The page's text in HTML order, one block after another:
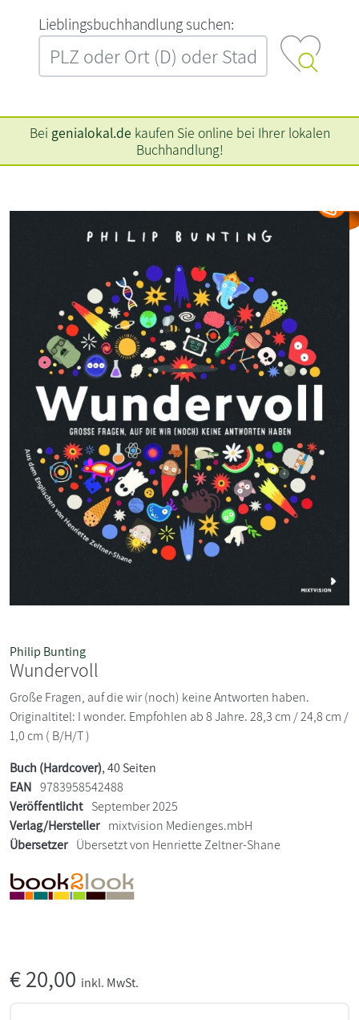
L‍i‍e‍b‍l‍i‍n‍g‍s‍b‍u‍c‍h‍h‍a‍n‍d‍l‍u‍n‍g‍ ‍s‍u‍c‍h‍e‍n‍:‍
Bei genialokal.de kaufen Sie online bei Ihrer lokalen
Buchhandlung!
Philip Bunting
Wundervoll
Große Fragen, auf die wir (noch) keine Antworten haben.
Originaltitel: I wonder. Empfohlen ab 8 Jahre. 28,3 cm / 24,8 cm /
1,0 cm ( B/H/T )
Buch (Hardcover), 40 Seiten
EAN 9783958542488
Veröffentlicht September 2025
Verlag/Hersteller mixtvision Medienges.mbH
Übersetzer Übersetzt von Henriette Zeltner-Shane
€20,00 inkl. MwSt.